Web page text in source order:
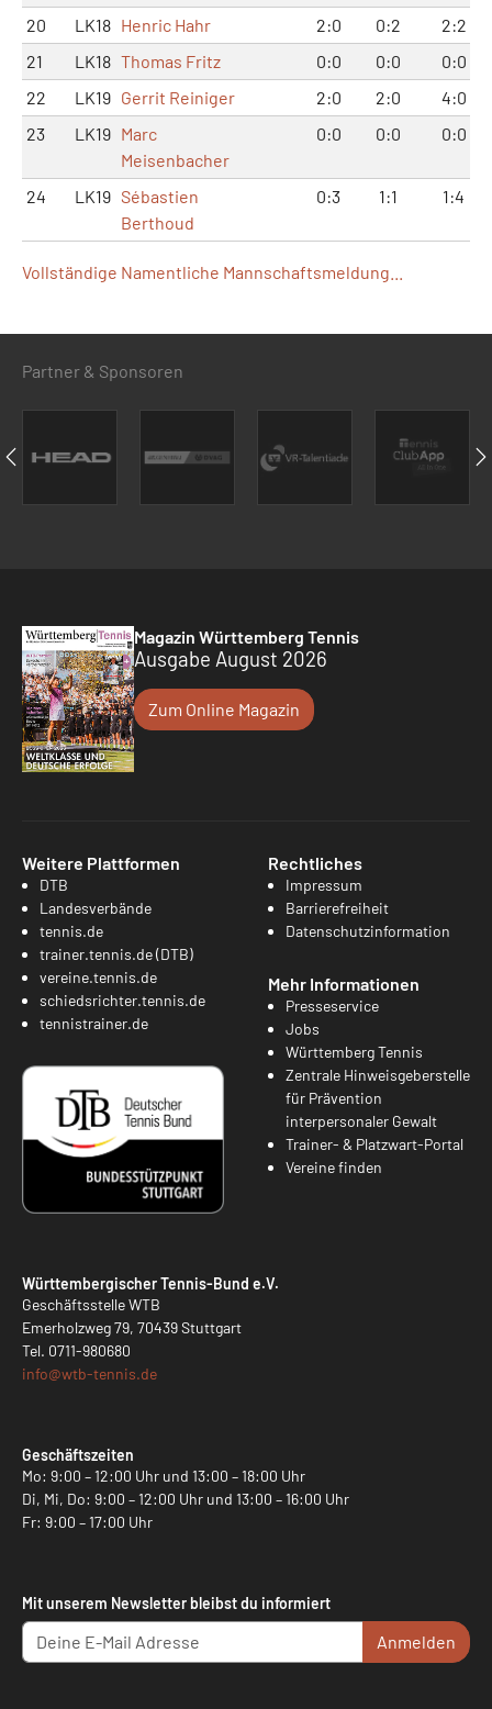
20 LK18 Henric Hahr 2:0 0:2
2:2
21
LK18 Thomas Fritz 0:0 0:0
0:0
22
LK19 Gerrit Reiniger 2:0 2:0
4:0
23
LK19 Marc
Meisenbacher
0:0 0:0 0:0
24 LK19 Sébastien
Berthoud
0:3 1:1 1:4
Vollständige Namentliche Mannschaftsmeldung...
Partner & Sponsoren
Magazin Württemberg Tennis
Ausgabe August 2026
Zum Online Magazin
Weitere Plattformen
DTB
Landesverbände
tennis.de
trainer.tennis.de (DTB)
vereine.tennis.de
schiedsrichter.tennis.de
tennistrainer.de
Rechtliches
Impressum
Barrierefreiheit
Datenschutzinformation
Mehr Informationen
Presseservice
Jobs
Württemberg Tennis
Zentrale Hinweisgeberstelle
für Prävention
interpersonaler Gewalt
Trainer- & Platzwart-Portal
Vereine finden
Württembergischer Tennis-Bund e.V.
Geschäftsstelle WTB
Emerholzweg 79, 70439 Stuttgart
Tel. 0711-980680
info@wtb-tennis.de
Geschäftszeiten
Mo: 9:00 – 12:00 Uhr und 13:00 – 18:00 Uhr
Di, Mi, Do: 9:00 – 12:00 Uhr und 13:00 – 16:00 Uhr
Fr: 9:00 – 17:00 Uhr
Mit unserem Newsletter bleibst du informiert
Anmelden